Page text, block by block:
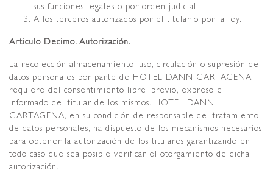
sus funciones legales o por orden judicial.
A los terceros autorizados por el titular o por la ley.
Articulo Decimo. Autorización.
La recolección almacenamiento, uso, circulación o supresión de
datos personales por parte de HOTEL DANN CARTAGENA
requiere del consentimiento libre, previo, expreso e
informado del titular de los mismos. HOTEL DANN
CARTAGENA, en su condición de responsable del tratamiento
de datos personales, ha dispuesto de los mecanismos necesarios
para obtener la autorización de los titulares garantizando en
todo caso que sea posible verificar el otorgamiento de dicha
autorización.